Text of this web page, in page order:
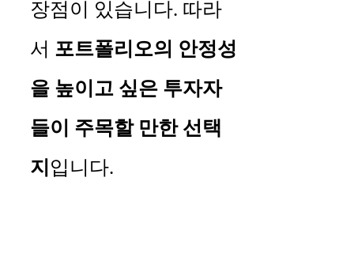
장점이 있습니다. 따라
서 포트폴리오의 안정성
을 높이고 싶은 투자자
들이 주목할 만한 선택
지 입니다.